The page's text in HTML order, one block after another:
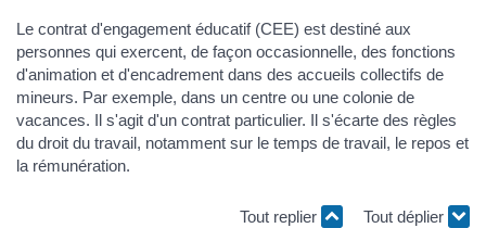
Le contrat d'engagement éducatif (CEE) est destiné aux
personnes qui exercent, de façon occasionnelle, des fonctions
d'animation et d'encadrement dans des accueils collectifs de
mineurs. Par exemple, dans un centre ou une colonie de
vacances. Il s'agit d'un contrat particulier. Il s'écarte des règles
du droit du travail, notamment sur le temps de travail, le repos et
la rémunération.
Tout replier Tout déplier